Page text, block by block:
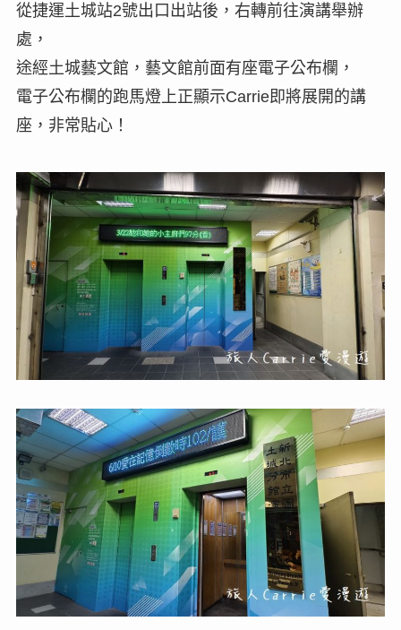
從捷運土城站2號出口出站後，右轉前往演講舉辦
處，
途經土城藝文館，藝文館前面有座電子公布欄，
電子公布欄的跑馬燈上正顯示Carrie即將展開的講
座，非常貼心！